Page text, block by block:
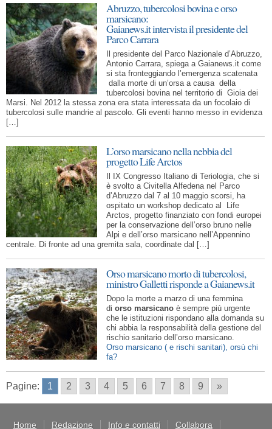
Abruzzo, tubercolosi bovina e orso
marsicano:
Gaianews.it intervista il presidente del
Parco Carrara
Il presidente del Parco Nazionale d’Abruzzo,
Antonio Carrara, spiega a Gaianews.it come
si sta fronteggiando l’emergenza scatenata
dalla morte di un’orsa a causa della
tubercolosi bovina nel territorio di Gioia dei
Marsi. Nel 2012 la stessa zona era stata interessata da un focolaio di
tubercolosi sulle mandrie al pascolo. Gli eventi hanno messo in evidenza
[…]
L’orso marsicano nella nebbia del
progetto Life Arctos
Il IX Congresso Italiano di Teriologia, che si
è svolto a Civitella Alfedena nel Parco
d’Abruzzo dal 7 al 10 maggio scorsi, ha
ospitato un workshop dedicato al Life
Arctos, progetto finanziato con fondi europei
per la conservazione dell’orso bruno nelle
Alpi e dell’orso marsicano nell’Appennino
centrale. Di fronte ad una gremita sala, coordinate dal […]
Orso marsicano morto di tubercolosi,
ministro Galletti risponde a Gaianews.it
Dopo la morte a marzo di una femmina
di orso marsicano è sempre più urgente
che le istituzioni rispondano alla domanda su
chi abbia la responsabilità della gestione del
rischio sanitario dell’orso marsicano.
Orso marsicano ( e rischi sanitari), orsù chi
fa?
Pagine: 1 2 3 4 5 6 7 8 9 »
Home Redazione Info e contatti Collabora